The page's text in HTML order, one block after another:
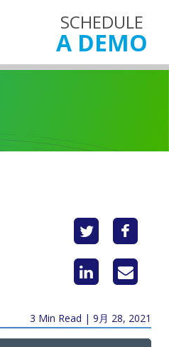
SCHEDULE
A DEMO
3 Min Read | 9月 28, 2021